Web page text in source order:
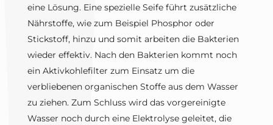
eine Lösung. Eine spezielle Seife führt zusätzliche
Nährstoffe, wie zum Beispiel Phosphor oder
Stickstoff, hinzu und somit arbeiten die Bakterien
wieder effektiv. Nach den Bakterien kommt noch
ein Aktivkohlefilter zum Einsatz um die
verbliebenen organischen Stoffe aus dem Wasser
zu ziehen. Zum Schluss wird das vorgereinigte
Wasser noch durch eine Elektrolyse geleitet, die